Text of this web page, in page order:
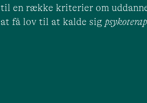
til en række kriterier om
at få lov til at kalde sig